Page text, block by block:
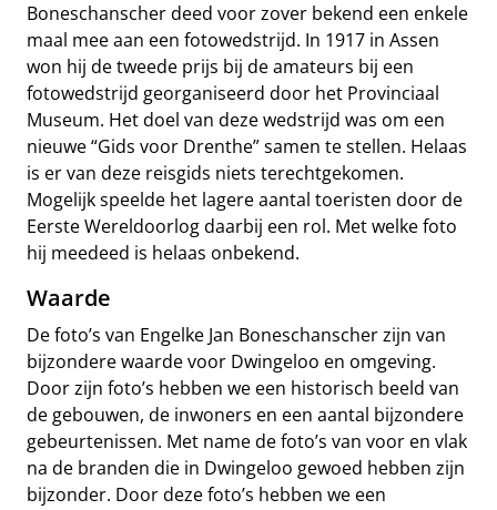
Boneschanscher deed voor zover bekend een enkele
maal mee aan een fotowedstrijd. In 1917 in Assen
won hij de tweede prijs bij de amateurs bij een
fotowedstrijd georganiseerd door het Provinciaal
Museum. Het doel van deze wedstrijd was om een
nieuwe “Gids voor Drenthe” samen te stellen. Helaas
is er van deze reisgids niets terechtgekomen.
Mogelijk speelde het lagere aantal toeristen door de
Eerste Wereldoorlog daarbij een rol. Met welke foto
hij meedeed is helaas onbekend.
Waarde
De foto’s van Engelke Jan Boneschanscher zijn van
bijzondere waarde voor Dwingeloo en omgeving.
Door zijn foto’s hebben we een historisch beeld van
de gebouwen, de inwoners en een aantal bijzondere
gebeurtenissen. Met name de foto’s van voor en vlak
na de branden die in Dwingeloo gewoed hebben zijn
bijzonder. Door deze foto’s hebben we een